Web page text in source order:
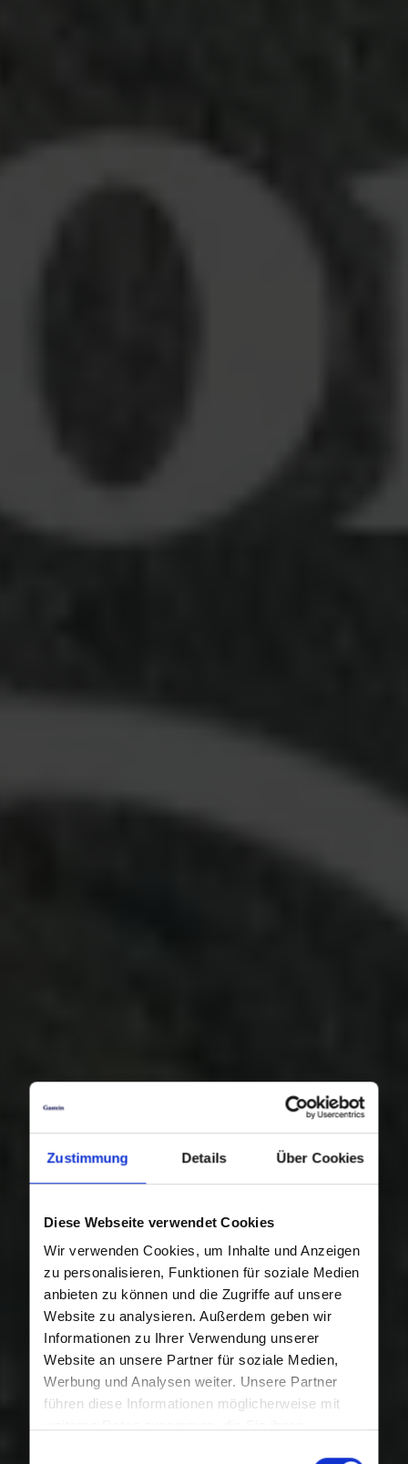
Zustimmung Details Über Cookies
Diese Webseite verwendet Cookies
Wir verwenden Cookies, um Inhalte und Anzeigen
zu personalisieren, Funktionen für soziale Medien
anbieten zu können und die Zugriffe auf unsere
Website zu analysieren. Außerdem geben wir
Informationen zu Ihrer Verwendung unserer
Website an unsere Partner für soziale Medien,
Werbung und Analysen weiter. Unsere Partner
führen diese Informationen möglicherweise mit